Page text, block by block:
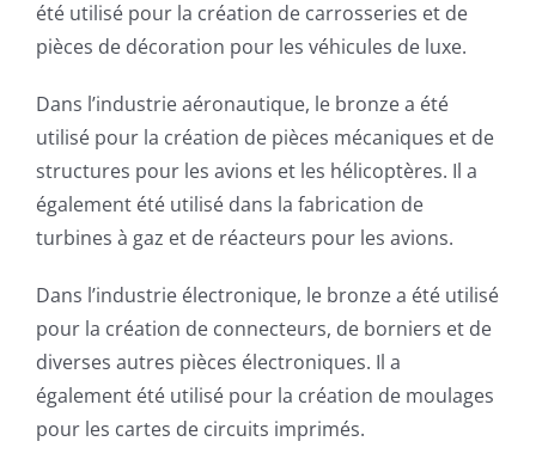
été utilisé pour la création de carrosseries et de
pièces de décoration pour les véhicules de luxe.
Dans l’industrie aéronautique, le bronze a été
utilisé pour la création de pièces mécaniques et de
structures pour les avions et les hélicoptères. Il a
également été utilisé dans la fabrication de
turbines à gaz et de réacteurs pour les avions.
Dans l’industrie électronique, le bronze a été utilisé
pour la création de connecteurs, de borniers et de
diverses autres pièces électroniques. Il a
également été utilisé pour la création de moulages
pour les cartes de circuits imprimés.